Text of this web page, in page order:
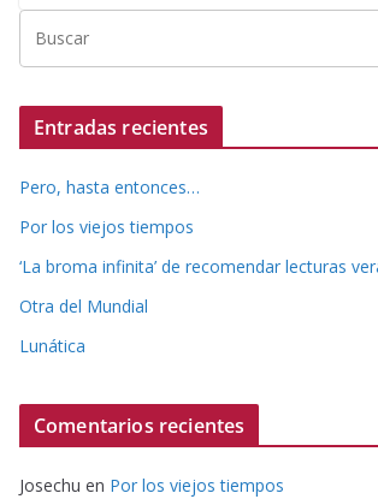
Entradas recientes
Pero, hasta entonces…
Por los viejos tiempos
‘La broma infinita’ de recomendar lecturas
Otra del Mundial
Lunática
Comentarios recientes
Josechu en Por los viejos tiempos